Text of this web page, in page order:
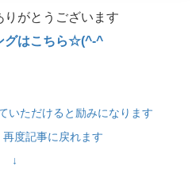
がとうございます
グはこちら☆(^-^
いただけると励みになります
度記事に戻れます
↓